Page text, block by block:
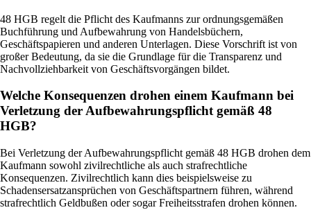
48 HGB regelt die Pflicht des Kaufmanns zur ordnungsgemäßen
Buchführung und Aufbewahrung von Handelsbüchern,
Geschäftspapieren und anderen Unterlagen. Diese Vorschrift ist von
großer Bedeutung, da sie die Grundlage für die Transparenz und
Nachvollziehbarkeit von Geschäftsvorgängen bildet.
Welche Konsequenzen drohen einem Kaufmann bei
Verletzung der Aufbewahrungspflicht gemäß 48
HGB?
Bei Verletzung der Aufbewahrungspflicht gemäß 48 HGB drohen dem
Kaufmann sowohl zivilrechtliche als auch strafrechtliche
Konsequenzen. Zivilrechtlich kann dies beispielsweise zu
Schadensersatzansprüchen von Geschäftspartnern führen, während
strafrechtlich Geldbußen oder sogar Freiheitsstrafen drohen können.